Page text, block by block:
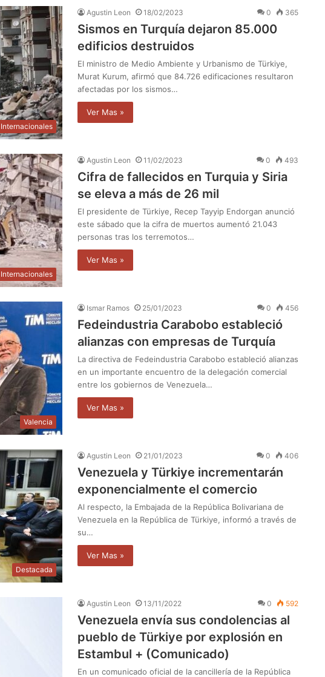
Internacionales
Agustin Leon 18/02/2023 0 365
Sismos en Turquía dejaron 85.000
edificios destruidos
El ministro de Medio Ambiente y Urbanismo de Türkiye,
Murat Kurum, afirmó que 84.726 edificaciones resultaron
afectadas por los sismos…
Ver Mas »
Internacionales
Agustin Leon 11/02/2023 0 493
Cifra de fallecidos en Turquia y Siria
se eleva a más de 26 mil
El presidente de Türkiye, Recep Tayyip Endorgan anunció
este sábado que la cifra de muertos aumentó 21.043
personas tras los terremotos…
Ver Mas »
Valencia
Ismar Ramos 25/01/2023 0 456
Fedeindustria Carabobo estableció
alianzas con empresas de Turquía
La directiva de Fedeindustria Carabobo estableció alianzas
en un importante encuentro de la delegación comercial
entre los gobiernos de Venezuela…
Ver Mas »
Destacada
Agustin Leon 21/01/2023 0 406
Venezuela y Türkiye incrementarán
exponencialmente el comercio
Al respecto, la Embajada de la República Bolivariana de
Venezuela en la República de Türkiye, informó a través de
su…
Ver Mas »
Agustin Leon 13/11/2022 0 592
Venezuela envía sus condolencias al
pueblo de Türkiye por explosión en
Estambul + (Comunicado)
En un comunicado oficial de la cancillería de la República